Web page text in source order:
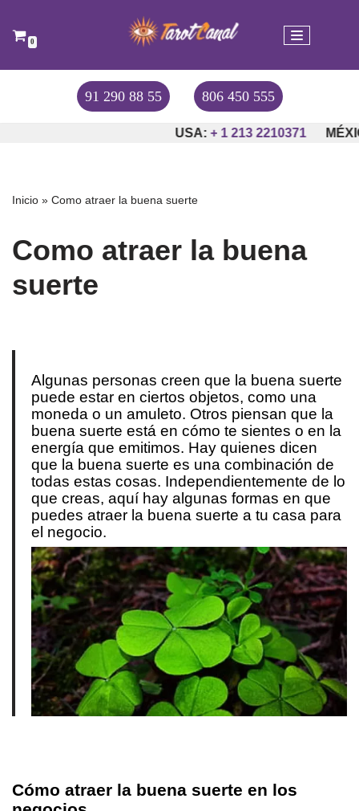
Saltar
0
91 290 88 55 806 450 555
USA:+ 1 213 2210371
Inicio » Como atraer la buena suerte
Como atraer la buena
suerte
Algunas personas creen que la buena suerte
puede estar en ciertos objetos, como una
moneda o un amuleto. Otros piensan que la
buena suerte está en cómo te sientes o en la
energía que emitimos. Hay quienes dicen
que la buena suerte es una combinación de
todas estas cosas. Independientemente de lo
que creas, aquí hay algunas formas en que
puedes atraer la buena suerte a tu casa para
el negocio.
Cómo atraer la buena suerte en los